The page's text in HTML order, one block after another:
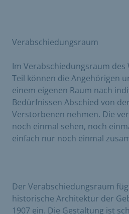
Verabschiedungsraum
Im Verabschiedungsraum
Teil können die Angehörigen
einem eigenen Raum nach
Bedürfnissen Abschied von
Verstorbenen nehmen. Die
noch einmal sehen, noch
einfach nur noch einmal
Der Verabschiedungsraum
historische Architektur der
1907 ein. Die Gestaltung ist